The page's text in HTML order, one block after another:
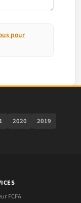
pour
2020
2019
FCFA